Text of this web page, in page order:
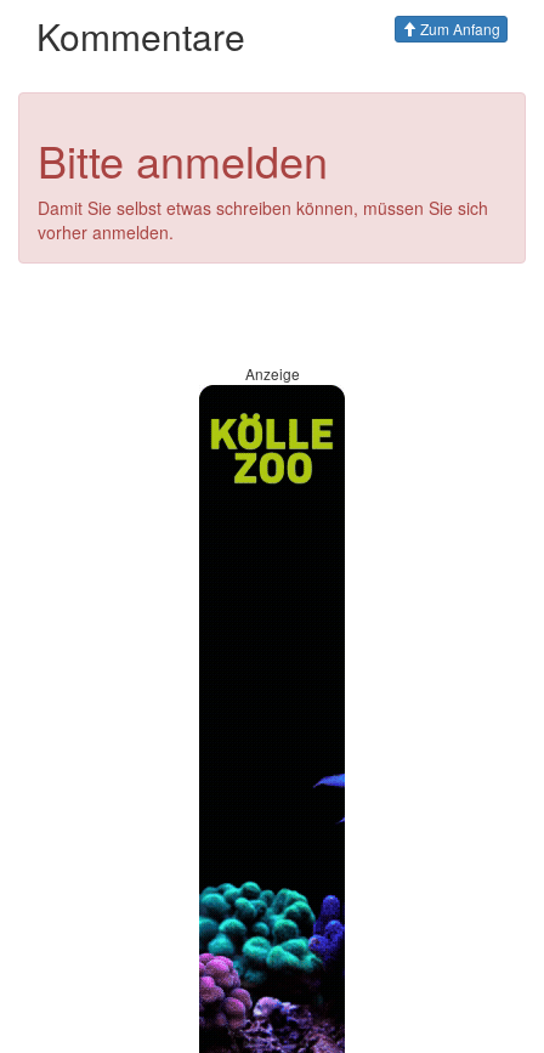
Kommentare Zum Anfang
Bitte anmelden
Damit Sie selbst etwas schreiben können, müssen Sie sich
vorher anmelden.
Anzeige